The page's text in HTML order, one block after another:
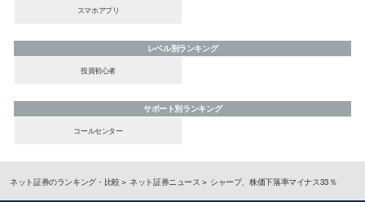
スマホアプリ
レベル別ランキング
投資初心者
サポート別ランキング
コールセンター
ネット証券のランキング・比較 ネット証券ニュース シャープ、株価下落率マイナス33％